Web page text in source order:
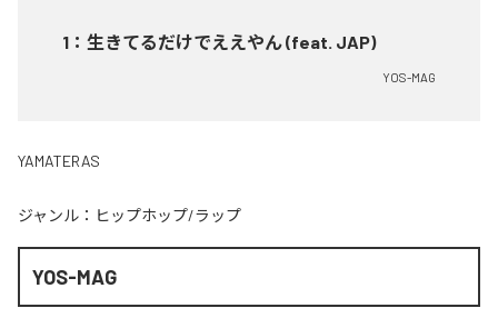
1 ： 生きてるだけでええやん (feat. JAP)
YOS-MAG
YAMATERAS
ジャンル： ヒップホップ/ラップ
YOS-MAG